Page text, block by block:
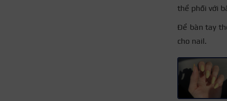
thể phối với
Để bàn tay
cho nail.